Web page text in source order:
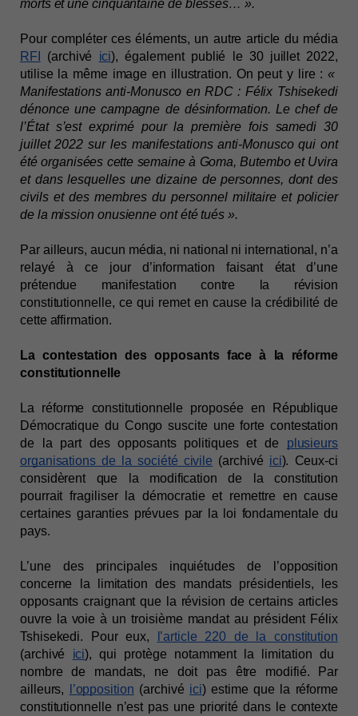
morts et une cinquantaine de blessés… ».
Pour compléter ces éléments, un autre article du média
RFI
(archivé ici), également publié le 30 juillet 2022,
utilise la même image en illustration. On peut y lire :«
Manifestations anti-Monusco en RDC : Félix Tshisekedi
dénonce une campagne de désinformation. Le chef de
l’État s’est exprimé pour la première fois samedi 30
juillet 2022 sur les manifestations anti-Monusco qui ont
été organisées cette semaine à Goma, Butembo et Uvira
et dans lesquelles une dizaine de personnes, dont des
civils et des membres du personnel militaire et policier
de la mission onusienne ont été tués ».
Par ailleurs, aucun média, ni national ni international, n’a
relayé à ce jour d’information faisant état d’une
prétendue manifestation contre la révision
constitutionnelle, ce qui remet en cause la crédibilité de
cette affirmation.
La contestation des opposants face à la réforme
constitutionnelle
La réforme constitutionnelle proposée en République
Démocratique du Congo suscite une forte contestation
de la part des opposants politiques et de plusieurs
organisations de la société civile (archivé ici). Ceux-ci
considèrent que la modification de la constitution
pourrait fragiliser la démocratie et remettre en cause
certaines garanties prévues par la loi fondamentale du
pays.
L’une des principales inquiétudes de l’opposition
concerne la limitation des mandats présidentiels, les
opposants craignant que la révision de certains articles
ouvre la voie à un troisième mandat au président Félix
Tshisekedi. Pour eux,
l’article 220 de la constitution
(archivé ici), qui protège notamment la limitation du
nombre de mandats, ne doit pas être modifié. Par
ailleurs,
l’opposition (archivé ici) estime que la réforme
constitutionnelle n’est pas une priorité dans le contexte